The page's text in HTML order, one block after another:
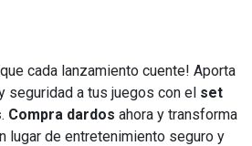
cada lanzamiento cuente! Aporta
seguridad a tus juegos con el set
. Compra dardos ahora y transforma
lugar de entretenimiento seguro y